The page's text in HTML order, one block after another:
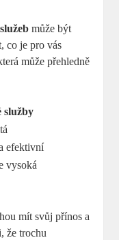
může být
co je ‍pro ‌vás
může přehledně
služby
efektivní
vysoká
mít svůj ⁤přínos a
že ⁢trochu